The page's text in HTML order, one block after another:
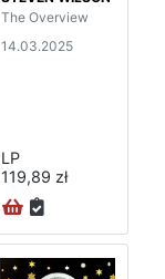
The Overview
14.03.2025
LP
119,89 zł